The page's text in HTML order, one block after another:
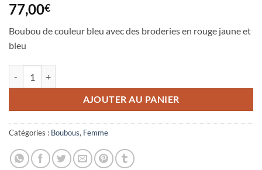
77,00€
Boubou de couleur bleu avec des broderies en rouge jaune et
bleu
AJOUTER AU PANIER
Catégories : Boubous, Femme